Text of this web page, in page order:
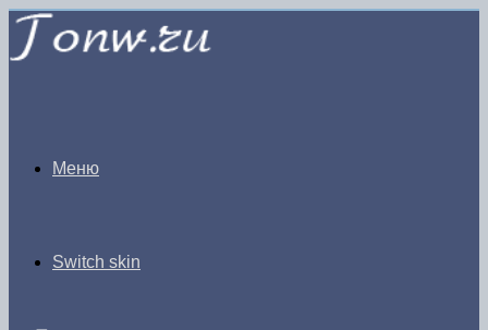
Меню
Switch skin